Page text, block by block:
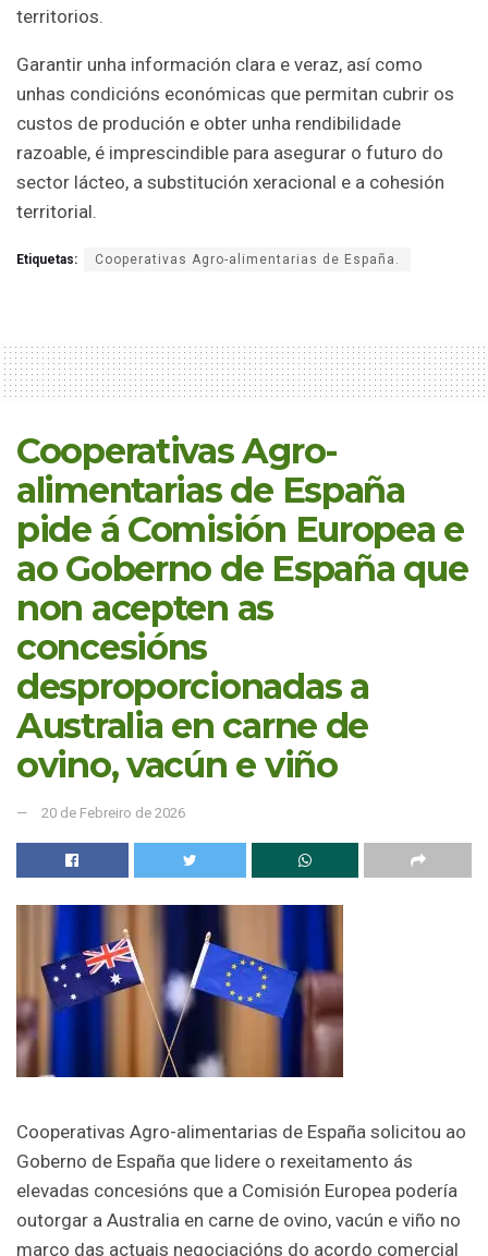
territorios.
Garantir unha información clara e veraz, así como
unhas condicións económicas que permitan cubrir os
custos de produción e obter unha rendibilidade
razoable, é imprescindible para asegurar o futuro do
sector lácteo, a substitución xeracional e a cohesión
territorial.
Etiquetas: Cooperativas Agro-alimentarias de España.
Cooperativas Agro-
alimentarias de España
pide á Comisión Europea e
ao Goberno de España que
non acepten as
concesións
desproporcionadas a
Australia en carne de
ovino, vacún e viño
20 de Febreiro de 2026
Cooperativas Agro-alimentarias de España solicitou ao
Goberno de España que lidere o rexeitamento ás
elevadas concesións que a Comisión Europea podería
outorgar a Australia en carne de ovino, vacún e viño no
marco das actuais negociacións do acordo comercial